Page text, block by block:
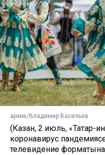
архив/Владимир Васильев
(Казан, 2 июль, «Татар-
коронавирус
телевидение форматына